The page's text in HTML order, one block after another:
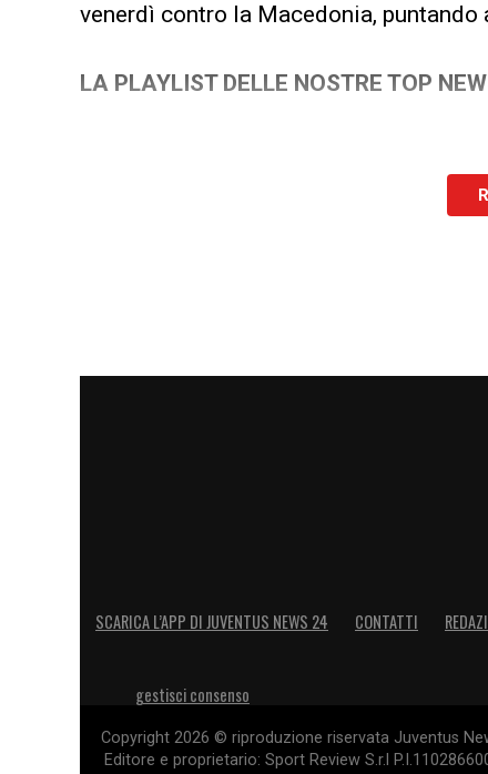
venerdì contro la Macedonia,
LA PLAYLIST DELLE NOSTRE TOP
SCARICA L’APP DI JUVENTUS NEWS 24 CONTATTI
gestisci consenso
Copyright 2026 © riproduzione riservata Juventus
Editore e proprietario: Sport Review S.r.l